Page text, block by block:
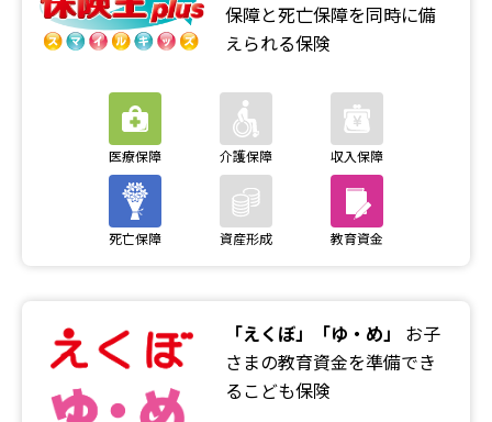
保障と死亡保障を同時に備
えられる保険
「えくぼ」「ゆ・め」
お子
さまの教育資金を準備でき
るこども保険